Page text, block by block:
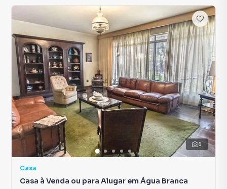
6
Casa
Casa à Venda ou para Alugar em Água Branca